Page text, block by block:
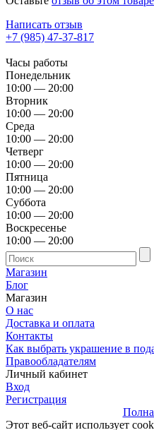
Написать отзыв
+7 (985) 47-37-817
Часы работы
Понедельник
10:00 — 20:00
Вторник
10:00 — 20:00
Среда
10:00 — 20:00
Четверг
10:00 — 20:00
Пятница
10:00 — 20:00
Суббота
10:00 — 20:00
Воскресенье
10:00 — 20:00
Магазин
Блог
Магазин
О нас
Доставка и оплата
Контакты
Как выбрать украшение в
Правообладателям
Личный кабинет
Вход
Регистрация
Этот веб-сайт использует